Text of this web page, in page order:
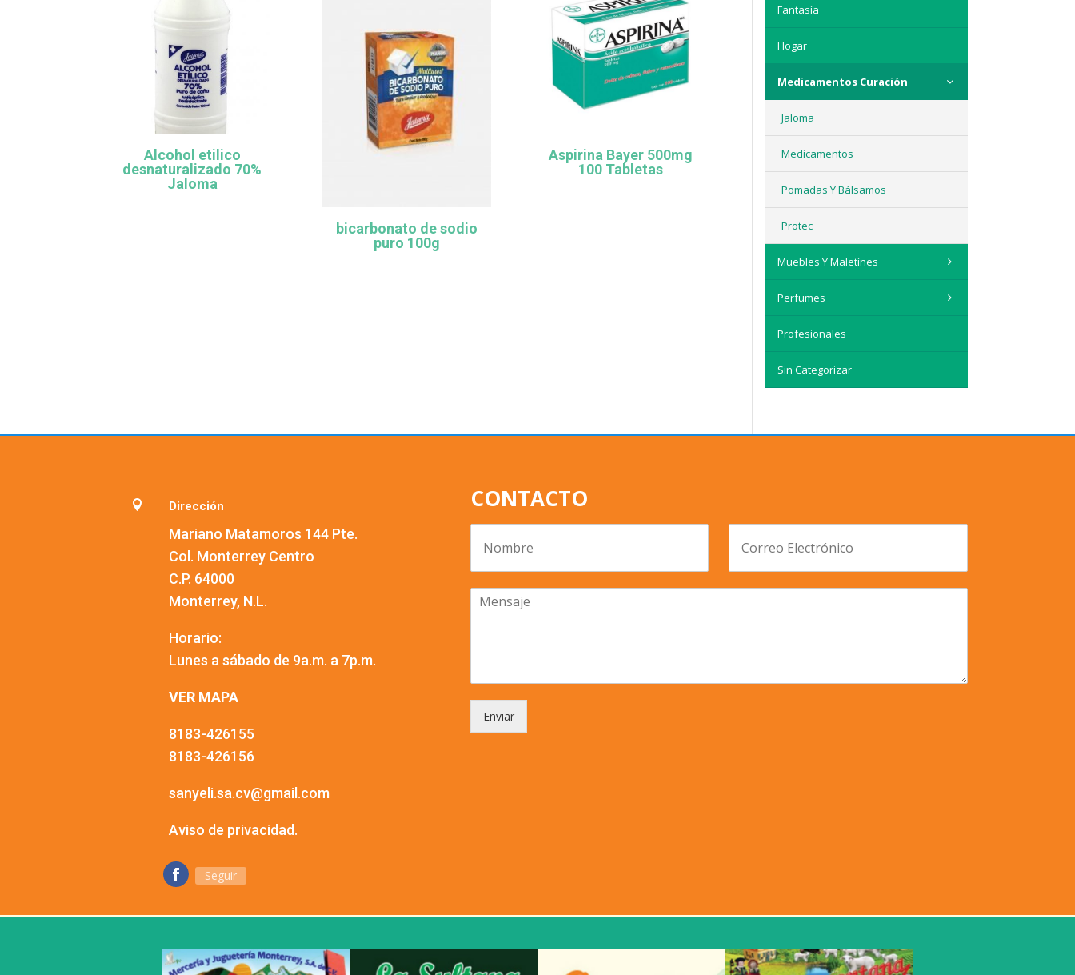
Alcohol etilico
desnaturalizado 70%
Jaloma
bicarbonato de sodio
puro 100g
Aspirina Bayer 500mg
100 Tabletas
Fantasía
Hogar
Medicamentos Curación
Jaloma
Medicamentos
Pomadas Y Bálsamos
Protec
Muebles Y Maletínes
Perfumes
Profesionales
Sin Categorizar
 Dirección
Mariano Matamoros 144 Pte.
Col. Monterrey Centro
C.P. 64000
Monterrey, N.L.
Horario:
Lunes a sábado de 9a.m. a 7p.m.
VER MAPA
8183-426155
8183-426156
sanyeli.sa.cv@gmail.com
Aviso de privacidad.
Seguir
CONTACTO
Enviar